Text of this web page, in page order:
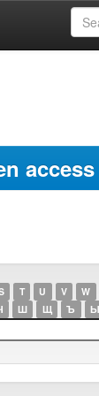
T U V W
Ш Щ Ъ Ы